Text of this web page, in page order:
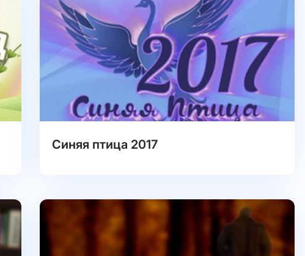
Синяя птица 2017